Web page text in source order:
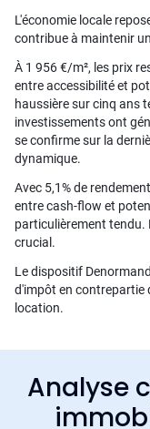
L'économie locale
contribue à maintenir
À 1 956 €/m², les prix
entre accessibilité et
haussière sur cinq ans
investissements ont
se confirme sur la
dynamique.
Avec 5,1% de
entre cash-flow et
particulièrement tendu.
crucial.
Le dispositif
d'impôt en contrepartie
location.
Analyse